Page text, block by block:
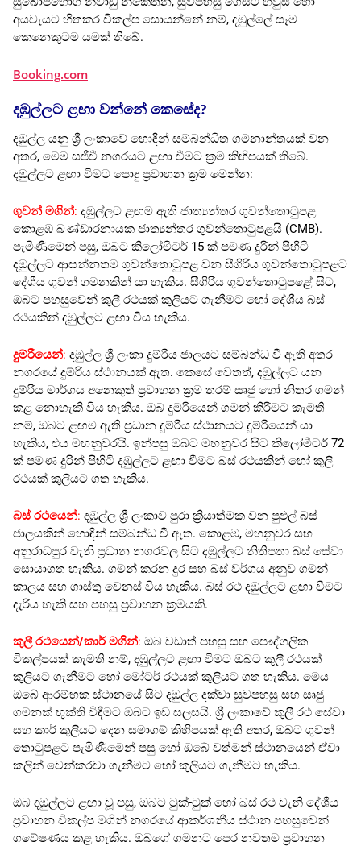
අයවැයට හිතකර විකල්ප සොයන්නේ නම්, දඹුල්ලේ සෑම
කෙනෙකුටම යමක් තිබේ.
Booking.com
දඹුල්ලට ළඟා වන්නේ කෙසේද?
දඹුල්ල යනු ශ්‍රී ලංකාවේ හොඳින් සම්බන්ධිත ගමනාන්තයක් වන
අතර, මෙම සජීවී නගරයට ළඟා වීමට ක්‍රම කිහිපයක් තිබේ.
දඹුල්ලට ළඟා වීමට පොදු ප්‍රවාහන ක්‍රම මෙන්න:
ගුවන් මගින්: දඹුල්ලට ළඟම ඇති ජාත්‍යන්තර ගුවන්තොටුපළ
කොළඹ බණ්ඩාරනායක ජාත්‍යන්තර ගුවන්තොටුපළයි (CMB).
පැමිණීමෙන් පසු, ඔබට කිලෝමීටර් 15 ක් පමණ දුරින් පිහිටි
දඹුල්ලට ආසන්නතම ගුවන්තොටුපළ වන සීගිරිය ගුවන්තොටුපළට
දේශීය ගුවන් ගමනකින් යා හැකිය. සීගිරිය ගුවන්තොටුපළේ සිට,
ඔබට පහසුවෙන් කුලී රථයක් කුලියට ගැනීමට හෝ දේශීය බස්
රථයකින් දඹුල්ලට ළඟා විය හැකිය.
දුම්රියෙන්: දඹුල්ල ශ්‍රී ලංකා දුම්රිය ජාලයට සම්බන්ධ වී ඇති අතර
නගරයේ දුම්රිය ස්ථානයක් ඇත. කෙසේ වෙතත්, දඹුල්ලට යන
දුම්රිය මාර්ගය අනෙකුත් ප්‍රවාහන ක්‍රම තරම් සෘජු හෝ නිතර ගමන්
කළ නොහැකි විය හැකිය. ඔබ දුම්රියෙන් ගමන් කිරීමට කැමති
නම්, ඔබට ළඟම ඇති ප්‍රධාන දුම්රිය ස්ථානයට දුම්රියෙන් යා
හැකිය, එය මහනුවරයි. ඉන්පසු ඔබට මහනුවර සිට කිලෝමීටර් 72
ක් පමණ දුරින් පිහිටි දඹුල්ලට ළඟා වීමට බස් රථයකින් හෝ කුලී
රථයක් කුලියට ගත හැකිය.
බස් රථයෙන්: දඹුල්ල ශ්‍රී ලංකාව පුරා ක්‍රියාත්මක වන පුළුල් බස්
ජාලයකින් හොඳින් සම්බන්ධ වී ඇත. කොළඹ, මහනුවර සහ
අනුරාධපුර වැනි ප්‍රධාන නගරවල සිට දඹුල්ලට නිතිපතා බස් සේවා
සොයාගත හැකිය. ගමන් කරන දුර සහ බස් වර්ගය අනුව ගමන්
කාලය සහ ගාස්තු වෙනස් විය හැකිය. බස් රථ දඹුල්ලට ළඟා වීමට
දැරිය හැකි සහ පහසු ප්‍රවාහන ක්‍රමයකි.
කුලී රථයෙන්/කාර් මගින්: ඔබ වඩාත් පහසු සහ පෞද්ගලික
විකල්පයක් කැමති නම්, දඹුල්ලට ළඟා වීමට ඔබට කුලී රථයක්
කුලියට ගැනීමට හෝ මෝටර් රථයක් කුලියට ගත හැකිය. මෙය
ඔබේ ආරම්භක ස්ථානයේ සිට දඹුල්ල දක්වා සුවපහසු සහ සෘජු
ගමනක් භුක්ති විඳීමට ඔබට ඉඩ සලසයි. ශ්‍රී ලංකාවේ කුලී රථ සේවා
සහ කාර් කුලියට දෙන සමාගම් කිහිපයක් ඇති අතර, ඔබට ගුවන්
තොටුපළට පැමිණීමෙන් පසු හෝ ඔබේ වත්මන් ස්ථානයෙන් ඒවා
කලින් වෙන්කරවා ගැනීමට හෝ කුලියට ගැනීමට හැකිය.
ඔබ දඹුල්ලට ළඟා වූ පසු, ඔබට ටුක්-ටුක් හෝ බස් රථ වැනි දේශීය
ප්‍රවාහන විකල්ප මගින් නගරයේ ආකර්ශනීය ස්ථාන පහසුවෙන්
ගවේෂණය කළ හැකිය. ඔබගේ ගමනට පෙර නවතම ප්‍රවාහන